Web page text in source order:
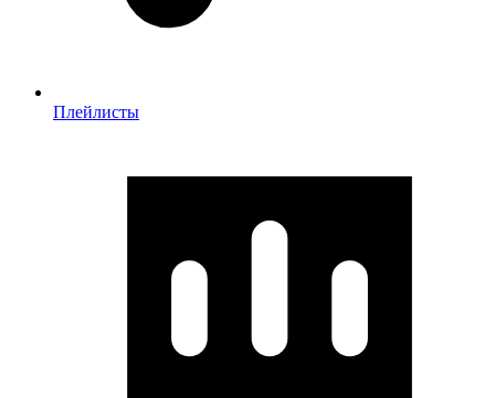
Плейлисты